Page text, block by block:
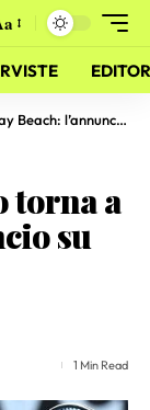
su youtube
torna a
su
1 Min Read